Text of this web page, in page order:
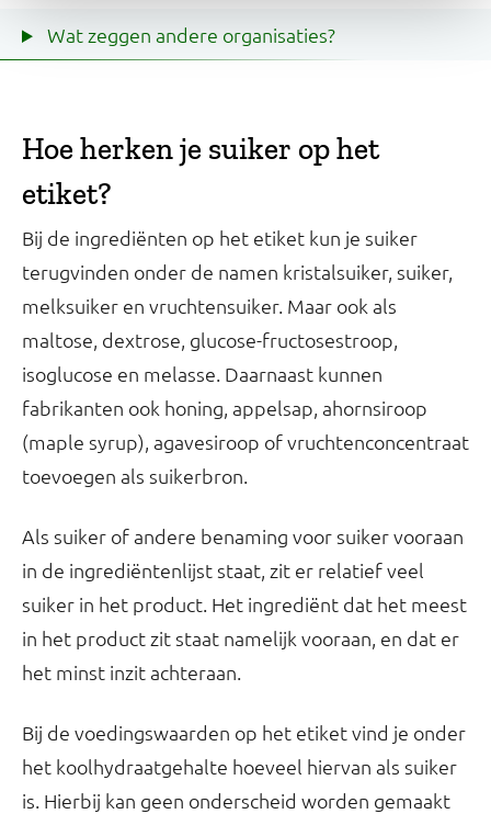
Wat zeggen andere organisaties?
Hoe herken je suiker op het
etiket?
Bij de ingrediënten op het etiket kun je suiker
terugvinden onder de namen kristalsuiker, suiker,
melksuiker en vruchtensuiker. Maar ook als
maltose, dextrose, glucose-fructosestroop,
isoglucose en melasse. Daarnaast kunnen
fabrikanten ook honing, appelsap, ahornsiroop
(maple syrup), agavesiroop of vruchtenconcentraat
toevoegen als suikerbron.
Als suiker of andere benaming voor suiker vooraan
in de ingrediëntenlijst staat, zit er relatief veel
suiker in het product. Het ingrediënt dat het meest
in het product zit staat namelijk vooraan, en dat er
het minst inzit achteraan.
Bij de voedingswaarden op het etiket vind je onder
het koolhydraatgehalte hoeveel hiervan als suiker
is. Hierbij kan geen onderscheid worden gemaakt